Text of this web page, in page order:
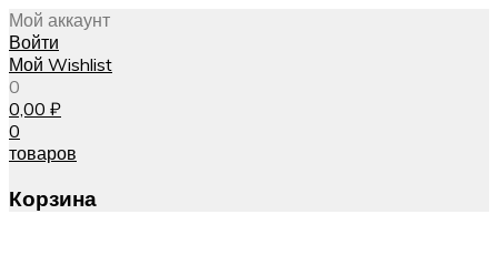
Мой аккаунт
Войти
Мой Wishlist
0
0,00 ₽
0
товаров
Корзина